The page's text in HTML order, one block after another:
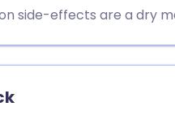
side-effects are a dry